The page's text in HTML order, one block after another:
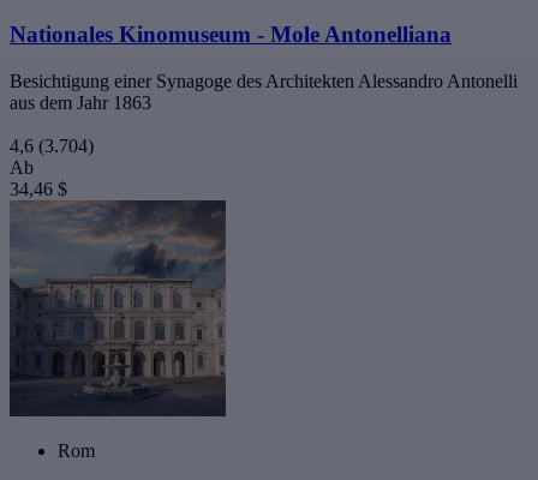
Nationales Kinomuseum - Mole Antonelliana
Besichtigung einer Synagoge des Architekten Alessandro Antonelli
aus dem Jahr 1863
4,6 (3.704)
Ab
34,46 $
Rom